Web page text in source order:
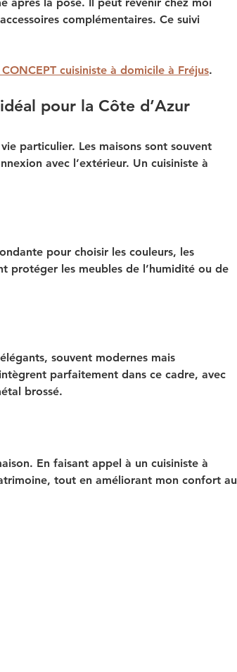
complémentaires. Ce suivi
CONCEPT cuisiniste à domicile à Fréjus.
pour la Côte d’Azur
particulier. Les maisons sont souvent
avec l’extérieur. Un cuisiniste à
pour choisir les couleurs, les
protéger les meubles de l’humidité ou de
souvent modernes mais
parfaitement dans ce cadre, avec
brossé.
En faisant appel à un cuisiniste à
tout en améliorant mon confort au